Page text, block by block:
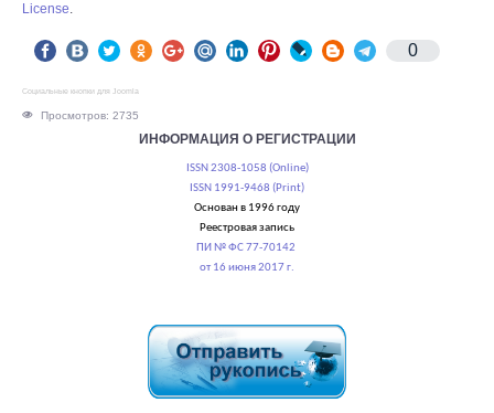
License.
0
Социальные кнопки для Joomla
Просмотров: 2735
ИНФОРМАЦИЯ О РЕГИСТРАЦИИ
ISSN 2308-1058 (Online)
ISSN 1991-9468 (Print)
Основан в 1996 году
Реестровая запись
ПИ № ФС 77-70142
от 16 июня 2017 г.